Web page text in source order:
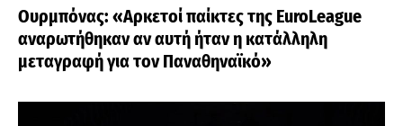
Ουρμπόνας: «Αρκετοί παίκτες της EuroLeague
αναρωτήθηκαν αν αυτή ήταν η κατάλληλη
μεταγραφή για τον Παναθηναϊκό»